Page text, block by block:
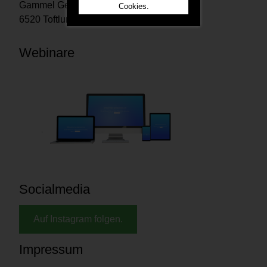
Cookies.
Gammel Geestrupvej 2
6520 Toftlund Denmark
Webinare
Socialmedia
Auf Instagram folgen.
Impressum